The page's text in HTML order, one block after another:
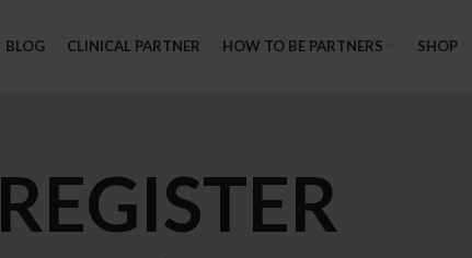
BLOG CLINICAL PARTNER HOW TO BE PARTNERS SHOP
REGISTER